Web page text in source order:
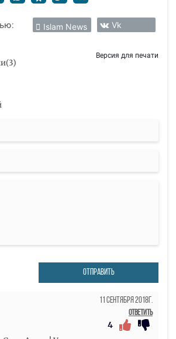
Islam News Vk
(3)
Версия для печати
ОТПРАВИТЬ
11 Сентября 2018г.
Ответить
4